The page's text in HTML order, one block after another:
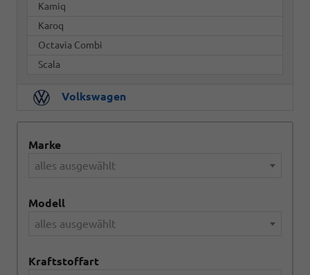
Kamiq
Karoq
Octavia Combi
Scala
Volkswagen
Marke
alles ausgewählt
Modell
alles ausgewählt
Kraftstoffart